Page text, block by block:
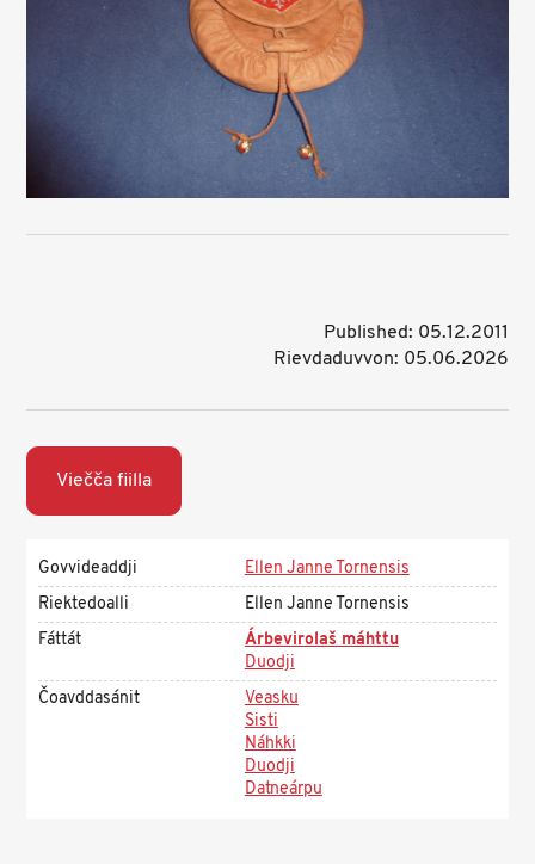
Published: 05.12.2011
Rievdaduvvon: 05.06.2026
Viečča fiilla
Govvideaddji
Ellen Janne Tornensis
Riektedoalli
Ellen Janne Tornensis
Fáttát
Árbevirolaš máhttu
Duodji
Čoavddasánit
Veasku
Sisti
Náhkki
Duodji
Datneárpu